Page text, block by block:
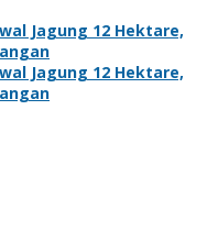
Jagung 12 Hektare,
Jagung 12 Hektare,